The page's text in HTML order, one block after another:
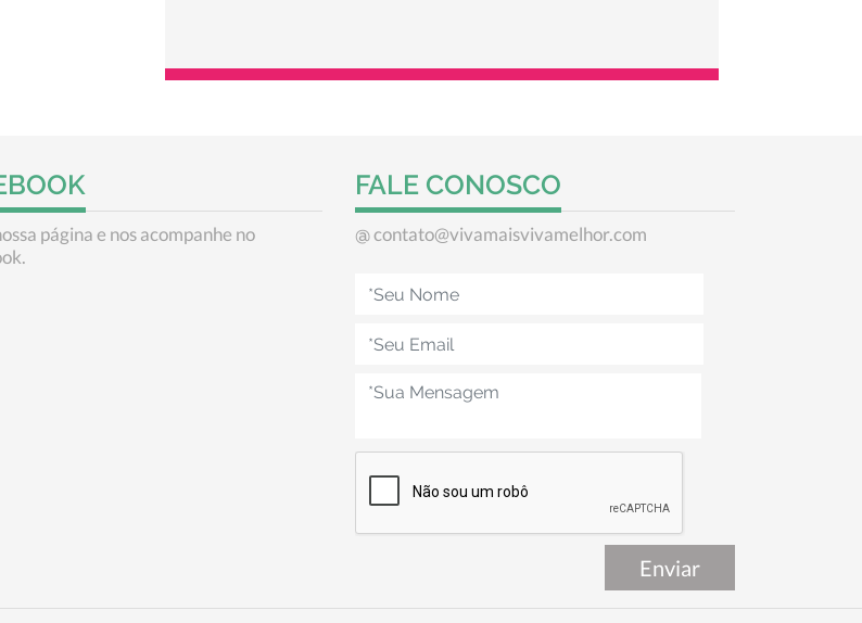
página e nos acompanhe no
FALE CONOSCO
@contato@vivamaisvivamelhor.com